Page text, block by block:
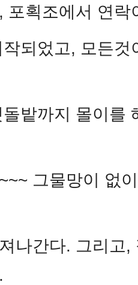
포획조에서 연
되었고, 모든
밭까지 몰이를
그물망이 없
나간다. 그리고